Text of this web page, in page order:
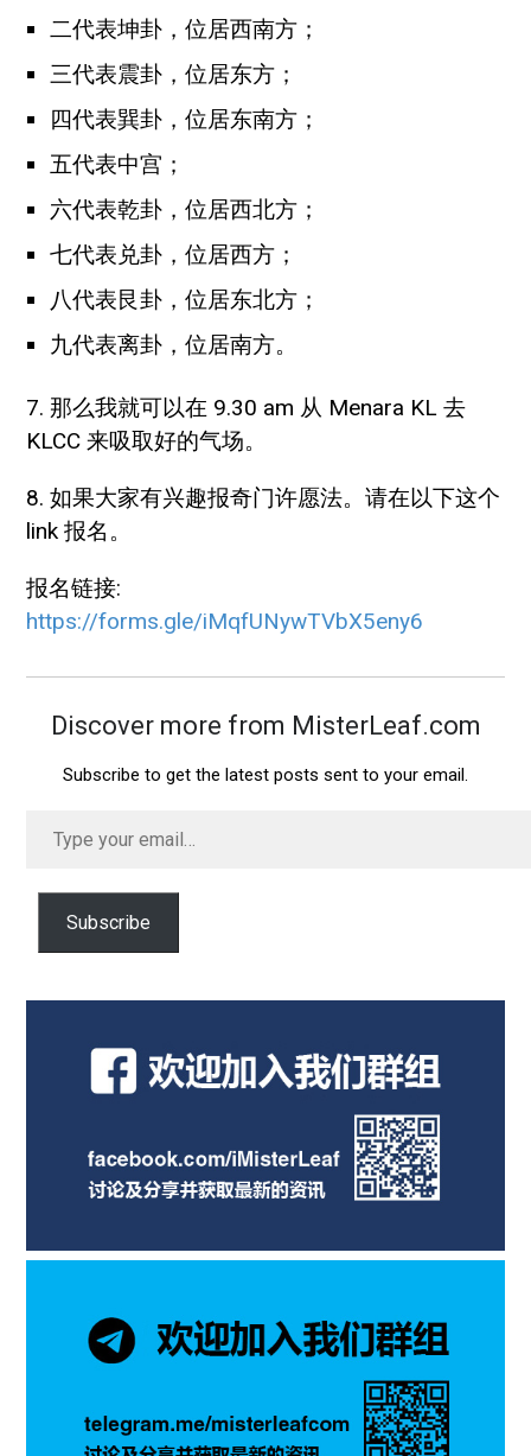
二代表坤卦，位居西南方；
三代表震卦，位居东方；
四代表巽卦，位居东南方；
五代表中宫；
六代表乾卦，位居西北方；
七代表兑卦，位居西方；
八代表艮卦，位居东北方；
九代表离卦，位居南方。
7. 那么我就可以在 9.30 am 从 Menara KL 去
KLCC 来吸取好的气场。
8. 如果大家有兴趣报奇门许愿法。请在以下这个
link 报名。
报名链接:
https://forms.gle/iMqfUNywTVbX5eny6
Discover more from MisterLeaf.com
Subscribe to get the latest posts sent to your email.
your
Subscribe